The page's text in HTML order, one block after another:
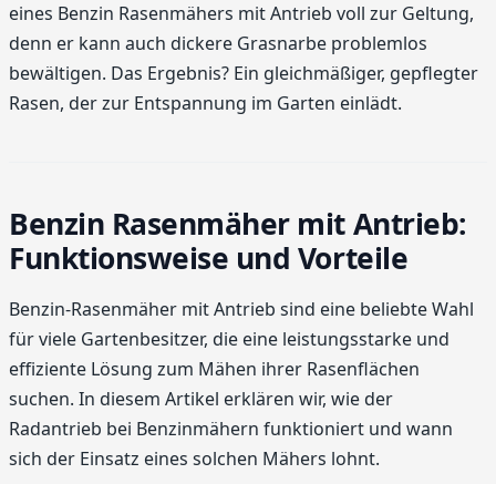
eines Benzin Rasenmähers mit Antrieb voll zur Geltung,
denn er kann auch dickere Grasnarbe problemlos
bewältigen. Das Ergebnis? Ein gleichmäßiger, gepflegter
Rasen, der zur Entspannung im Garten einlädt.
Benzin Rasenmäher mit Antrieb:
Funktionsweise und Vorteile
Benzin-Rasenmäher mit Antrieb sind eine beliebte Wahl
für viele Gartenbesitzer, die eine leistungsstarke und
effiziente Lösung zum Mähen ihrer Rasenflächen
suchen. In diesem Artikel erklären wir, wie der
Radantrieb bei Benzinmähern funktioniert und wann
sich der Einsatz eines solchen Mähers lohnt.